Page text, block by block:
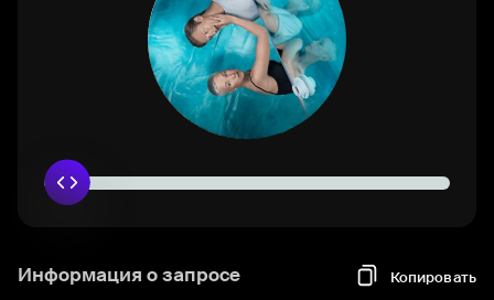
Информация о запросе Копировать